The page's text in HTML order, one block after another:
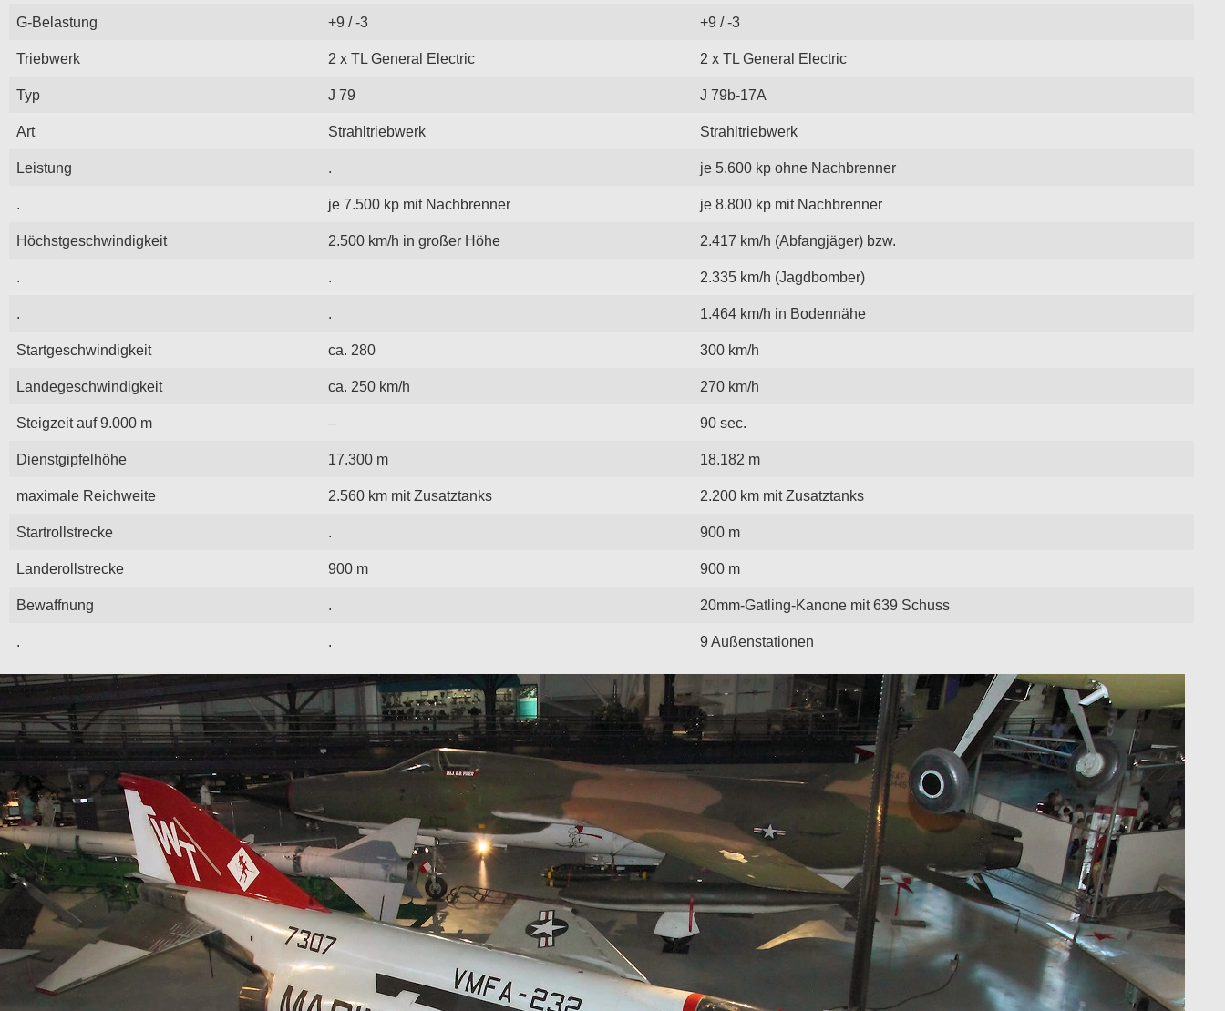
G-Belastung +9 / -3 +9 / -3
Triebwerk 2 x TL General Electric 2 x TL General Electric
Typ J 79 J 79b-17A
Art Strahltriebwerk Strahltriebwerk
Leistung . je 5.600 kp ohne Nachbrenner
. je 7.500 kp mit Nachbrenner je 8.800 kp mit Nachbrenner
Höchstgeschwindigkeit 2.500 km/h in großer Höhe 2.417 km/h (Abfangjäger) bzw.
. . 2.335 km/h (Jagdbomber)
. . 1.464 km/h in Bodennähe
Startgeschwindigkeit ca. 280 300 km/h
Landegeschwindigkeit ca. 250 km/h 270 km/h
Steigzeit auf 9.000 m – 90 sec.
Dienstgipfelhöhe 17.300 m 18.182 m
maximale Reichweite 2.560 km mit Zusatztanks 2.200 km mit Zusatztanks
Startrollstrecke . 900 m
Landerollstrecke 900 m 900 m
Bewaffnung . 20mm-Gatling-Kanone mit 639 Schuss
. . 9 Außenstationen